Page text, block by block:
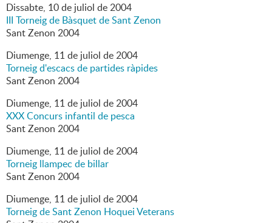
Dissabte, 10de juliol de2004
III Torneig de Bàsquet de Sant Zenon
Sant Zenon 2004
Diumenge, 11de juliol de2004
Torneig d'escacs de partides ràpides
Sant Zenon 2004
Diumenge, 11de juliol de2004
XXX Concurs infantil de pesca
Sant Zenon 2004
Diumenge, 11de juliol de2004
Torneig llampec de billar
Sant Zenon 2004
Diumenge, 11de juliol de2004
Torneig de Sant Zenon Hoquei Veterans